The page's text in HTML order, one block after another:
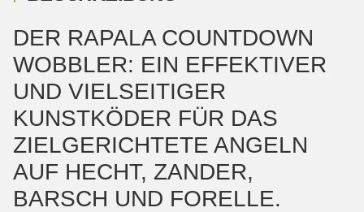
DER RAPALA COUNTDOWN
WOBBLER: EIN EFFEKTIVER
UND VIELSEITIGER
KUNSTKÖDER FÜR DAS
ZIELGERICHTETE ANGELN
AUF HECHT, ZANDER,
BARSCH UND FORELLE.